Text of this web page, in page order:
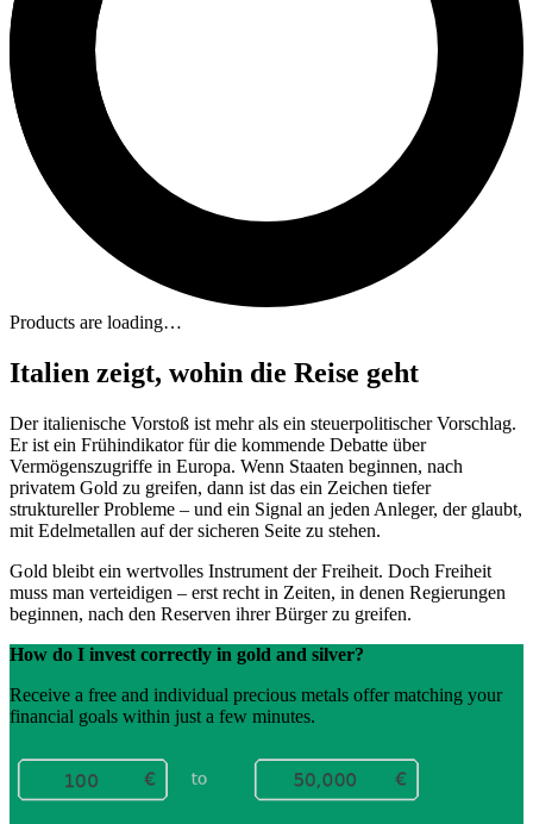
Products are loading…
Italien zeigt, wohin die Reise geht
Der italienische Vorstoß ist mehr als ein steuerpolitischer Vorschlag.
Er ist ein Frühindikator für die kommende Debatte über
Vermögenszugriffe in Europa. Wenn Staaten beginnen, nach
privatem Gold zu greifen, dann ist das ein Zeichen tiefer
struktureller Probleme – und ein Signal an jeden Anleger, der glaubt,
mit Edelmetallen auf der sicheren Seite zu stehen.
Gold bleibt ein wertvolles Instrument der Freiheit. Doch Freiheit
muss man verteidigen – erst recht in Zeiten, in denen Regierungen
beginnen, nach den Reserven ihrer Bürger zu greifen.
How do I invest correctly in gold and silver?
Receive a free and individual precious metals offer matching your
financial goals within just a few minutes.